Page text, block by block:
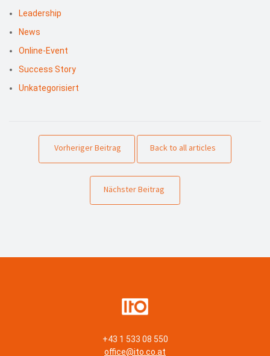
Leadership
News
Online-Event
Success Story
Unkategorisiert
Vorheriger Beitrag Back to all articles
Nächster Beitrag
+43 1 533 08 550
office@ito.co.at